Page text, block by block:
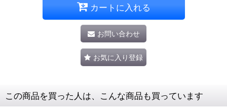
カートに入れる
お問い合わせ
お気に入り登録
この商品を買った人は、こんな商品も買っています